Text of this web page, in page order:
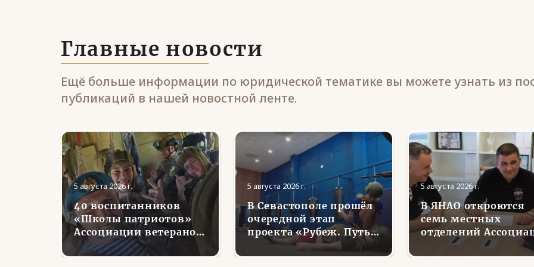
Главные новости
Ещё больше информации по юридической тематике вы можете узнать из
публикаций в нашей новостной ленте.
5 августа 2026 г.
40 воспитанников
«Школы патриотов»
Ассоциации ветеранов
СВО в Липецкой
области совершили
5 августа 2026 г.
В Севастополе прошёл
очередной этап
проекта «Рубеж. Путь
воина»
5 августа 2026 г.
В ЯНАО откроются
семь местных
отделений
ветеранов СВО